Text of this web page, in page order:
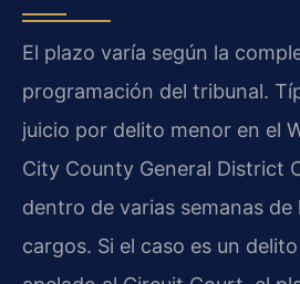
El plazo varía según la
programación del tribunal.
juicio por delito menor en el
City County General District
dentro de varias semanas de
cargos. Si el caso es un